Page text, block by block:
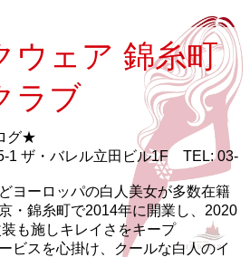
ウェア 錦糸町
ラブ
グ★
1 ザ・バレル立田ビル1F TEL: 03-
ヨーロッパの白人美女が多数在籍
・錦糸町で2014年に開業し、2020
も施しキレイさをキープ
ビスを心掛け、クールな白人のイ